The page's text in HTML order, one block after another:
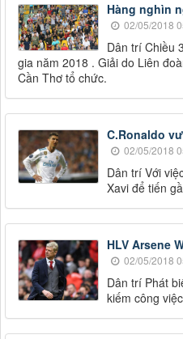
Hàng nghìn
02/05/2018
Dân trí Chiều
gia năm 2018 . Giải do Liên
Cần Thơ tổ chức.
C.Ronaldo
02/05/2018
Dân trí Với
Xavi để tiến
HLV Arsene
02/05/2018
Dân trí Phát
kiếm công